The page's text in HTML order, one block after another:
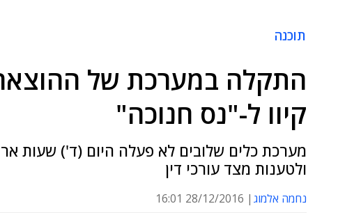
תוכנה
התקלה במערכת של
קיוו ל-"נס חנוכה"
מערכת כלים שלובים לא פעלה היום (ד') שעות
ולטענות מצד עורכי דין
נחמה אלמוג 28/12/2016 16:01